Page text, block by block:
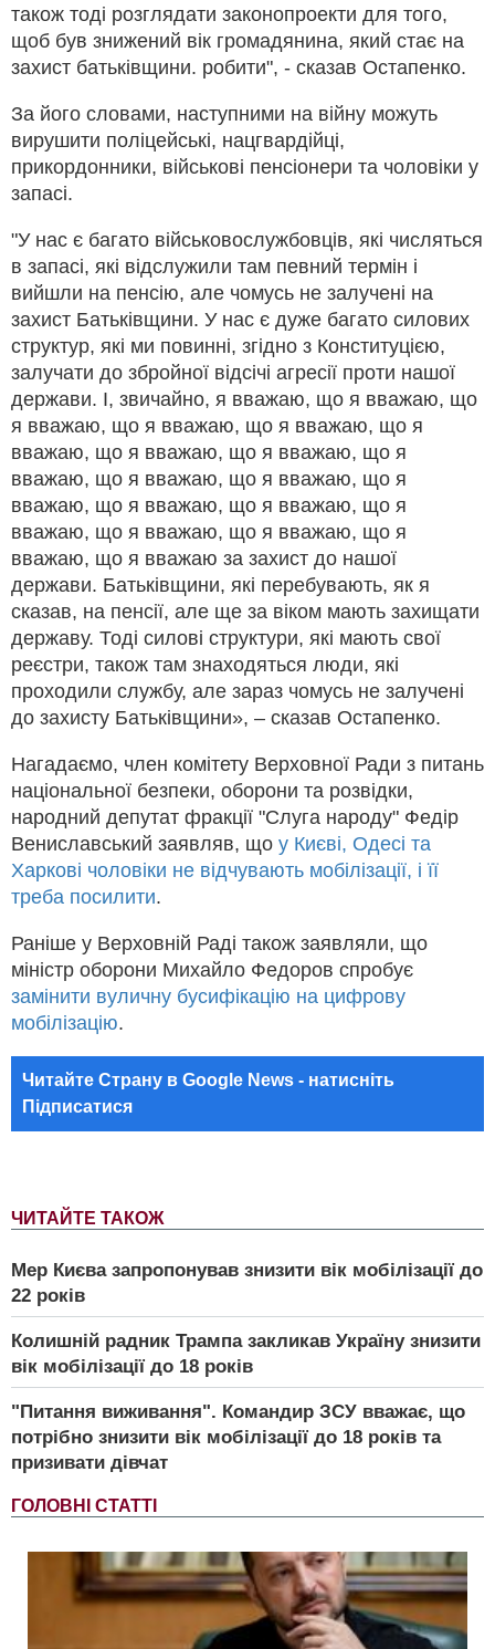
ЧИТАЙТЕ ТАКОЖ
Мер Києва запропонував знизити вік мобілізації до
22 років
Колишній радник Трампа закликав Україну знизити
вік мобілізації до 18 років
"Питання виживання". Командир ЗСУ вважає, що
потрібно знизити вік мобілізації до 18 років та
призивати дівчат
також тоді розглядати законопроекти для того,
щоб був знижений вік громадянина, який стає на
захист батьківщини. робити", - сказав Остапенко.
За його словами, наступними на війну можуть
вирушити поліцейські, нацгвардійці,
прикордонники, військові пенсіонери та чоловіки у
запасі.
"У нас є багато військовослужбовців, які числяться
в запасі, які відслужили там певний термін і
вийшли на пенсію, але чомусь не залучені на
захист Батьківщини. У нас є дуже багато силових
структур, які ми повинні, згідно з Конституцією,
залучати до збройної відсічі агресії проти нашої
держави. І, звичайно, я вважаю, що я вважаю, що
я вважаю, що я вважаю, що я вважаю, що я
вважаю, що я вважаю, що я вважаю, що я
вважаю, що я вважаю, що я вважаю, що я
вважаю, що я вважаю, що я вважаю, що я
вважаю, що я вважаю, що я вважаю, що я
вважаю, що я вважаю за захист до нашої
держави. Батьківщини, які перебувають, як я
сказав, на пенсії, але ще за віком мають захищати
державу. Тоді силові структури, які мають свої
реєстри, також там знаходяться люди, які
проходили службу, але зараз чомусь не залучені
до захисту Батьківщини», – сказав Остапенко.
Нагадаємо, член комітету Верховної Ради з питань
національної безпеки, оборони та розвідки,
народний депутат фракції "Слуга народу" Федір
Вениславський заявляв, що у Києві, Одесі та
Харкові чоловіки не відчувають мобілізації, і її
треба посилити.
Раніше у Верховній Раді також заявляли, що
міністр оборони Михайло Федоров спробує
замінити вуличну бусифікацію на цифрову
мобілізацію.
Читайте Страну в Google News - натисніть
Підписатися
ГОЛОВНІ СТАТТІ